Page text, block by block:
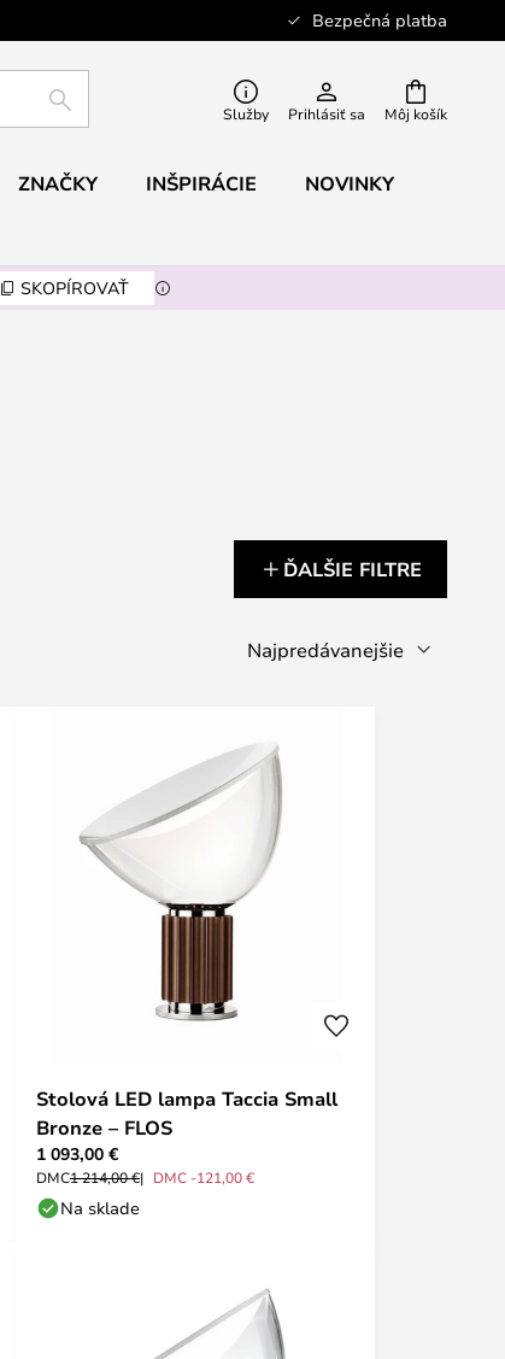
Bezpečná platba
Môj košík
HĽADAŤ Služby Prihlásiť sa
ZNAČKY INŠPIRÁCIE NOVINKY
SKOPÍROVAŤ
ĎALŠIE FILTRE
Stolová LED lampa Taccia Small
Bronze – FLOS
1 093,00 €
DMC1 214,00 € DMC -121,00 €
Na sklade